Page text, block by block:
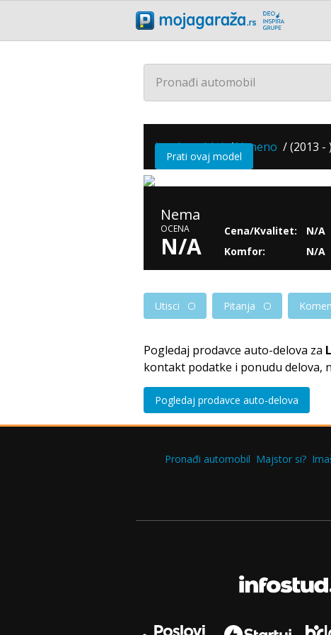
Pronađi automobil
Lamborghini /Veneno /(2013 - )
Prati ovaj model
Nema
OCENA
N/A
Cena/Kvalitet:
N/A
Komfor:
N/A
Utisci Pitanja
Pogledaj prodavce auto-delova za
kontakt podatke i ponudu delova,
Pogledaj prodavce auto-delova
Pronađi automobil Majstor si?